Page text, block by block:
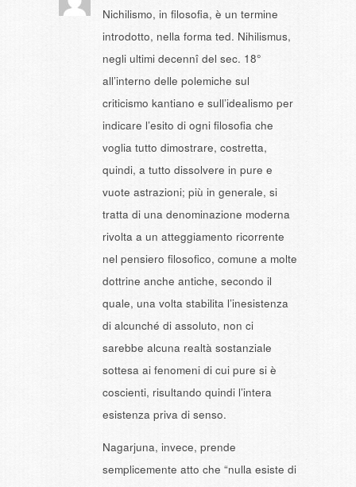
Nichilismo, in filosofia, è un termine
introdotto, nella forma ted. Nihilismus,
negli ultimi decennî del sec. 18°
all’interno delle polemiche sul
criticismo kantiano e sull’idealismo per
indicare l’esito di ogni filosofia che
voglia tutto dimostrare, costretta,
quindi, a tutto dissolvere in pure e
vuote astrazioni; più in generale, si
tratta di una denominazione moderna
rivolta a un atteggiamento ricorrente
nel pensiero filosofico, comune a molte
dottrine anche antiche, secondo il
quale, una volta stabilita l’inesistenza
di alcunché di assoluto, non ci
sarebbe alcuna realtà sostanziale
sottesa ai fenomeni di cui pure si è
coscienti, risultando quindi l’intera
esistenza priva di senso.
Nagarjuna, invece, prende
semplicemente atto che “nulla esiste di